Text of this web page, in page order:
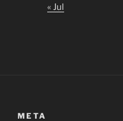
« Jul
META